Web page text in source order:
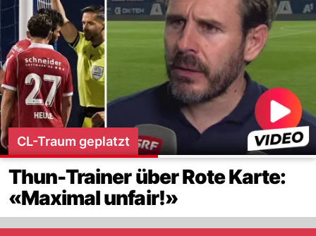
CL-Traum geplatzt
Thun-Trainer über Rote Karte:
«Maximal unfair!»